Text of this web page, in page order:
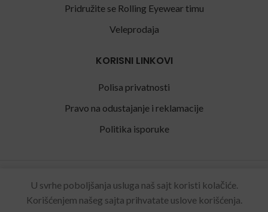
Pridružite se Rolling Eyewear timu
Veleprodaja
KORISNI LINKOVI
Polisa privatnosti
Pravo na odustajanje i reklamacije
Politika isporuke
2022 Sva prava zadržana. Made by
Acebears
U svrhe poboljšanja usluga naš sajt koristi kolačiće.
Korišćenjem našeg sajta prihvatate uslove korišćenja.